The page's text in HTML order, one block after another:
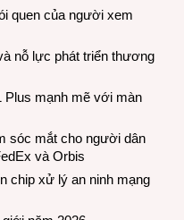
quen của người xem
nỗ lực phát triển thương
Plus mạnh mẽ với màn
sóc mắt cho người dân
và Orbis
chip xử lý an ninh mạng